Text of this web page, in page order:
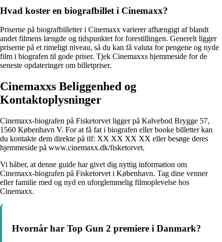
Hvad koster en biografbillet i Cinemaxx?
Priserne på biografbilletter i Cinemaxx varierer afhængigt af blandt
andet filmens længde og tidspunktet for forestillingen. Generelt ligger
priserne på et rimeligt niveau, så du kan få valuta for pengene og nyde
film i biografen til gode priser. Tjek Cinemaxxs hjemmeside for de
seneste opdateringer om billetpriser.
Cinemaxxs Beliggenhed og
Kontaktoplysninger
Cinemaxx-biografen på Fisketorvet ligger på Kalvebod Brygge 57,
1560 København V. For at få fat i biografen eller booke billetter kan
du kontakte dem direkte på tlf: XX XX XX XX eller besøge deres
hjemmeside på www.cinemaxx.dk/fisketorvet.
Vi håber, at denne guide har givet dig nyttig information om
Cinemaxx-biografen på Fisketorvet i København. Tag dine venner
eller familie med og nyd en uforglemmelig filmoplevelse hos
Cinemaxx.
Hvornår har Top Gun 2 premiere i Danmark?